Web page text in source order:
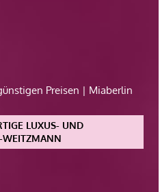
Preisen | Miaberlin
LUXUS- UND
WEITZMANN